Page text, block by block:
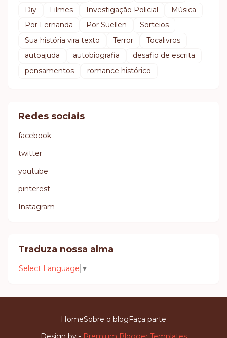
Diy
Filmes Investigação Policial
Música
Por Fernanda
Por Suellen
Sorteios
Sua história vira texto
Terror
Tocalivros
autoajuda
autobiografia
desafio de escrita
pensamentos
romance histórico
Redes sociais
facebook
twitter
youtube
pinterest
Instagram
Traduza nossa alma
Select Language ▼
HomeSobre o blog Faça parte